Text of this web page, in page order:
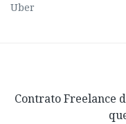
Uber
Contrato Freelance